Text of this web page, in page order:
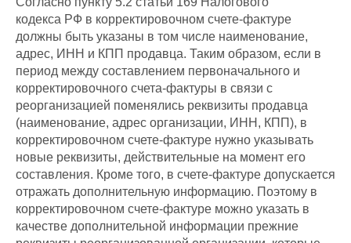
кодекса РФ в корректировочном счете-фактуре
должны быть указаны в том числе наименование,
адрес, ИНН и КПП продавца. Таким образом, если в
период между составлением первоначального и
корректировочного счета-фактуры в связи с
реорганизацией поменялись реквизиты продавца
(наименование, адрес организации, ИНН, КПП), в
корректировочном счете-фактуре нужно указывать
новые реквизиты, действительные на момент его
составления. Кроме того, в счете-фактуре допускается
отражать дополнительную информацию. Поэтому в
корректировочном счете-фактуре можно указать в
качестве дополнительной информации прежние